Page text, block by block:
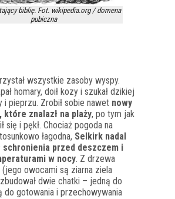
biblię. Fot. wikipedia.org / domena
pubiczna
wszystkie zasoby wyspy.
homary, doił kozy i szukał dzikiej
i pieprzu. Zrobił sobie nawet nowy
które znalazł na plaży, po tym jak
się i pękł. Chociaż pogoda na
łagodna, Selkirk nadal
schronienia przed deszczem i
w nocy. Z drzewa
owocami są ziarna ziela
dwie chatki – jedną do
do gotowania i przechowywania